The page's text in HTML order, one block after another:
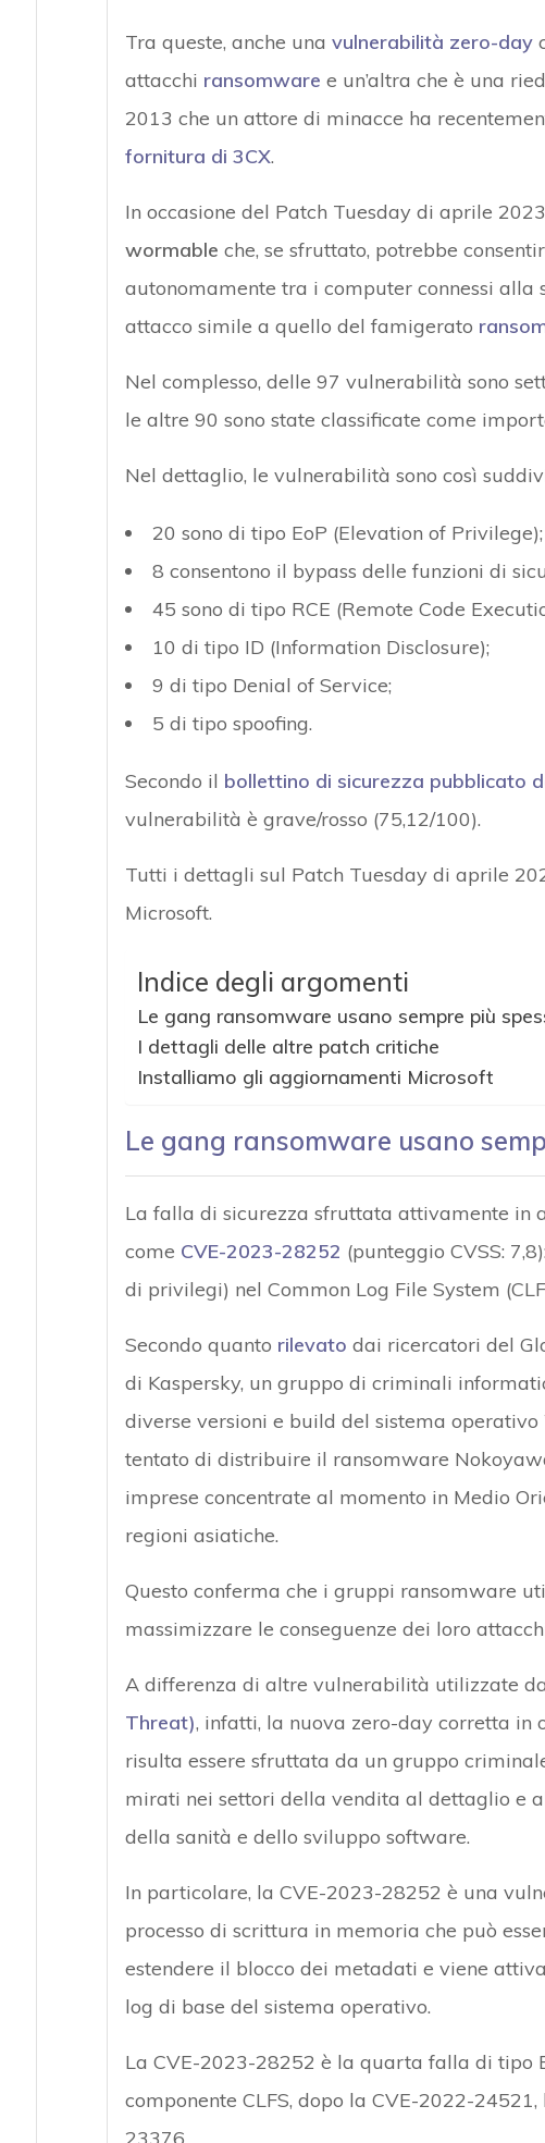
Tra queste, anche una vulnerabilità zero-day
attacchi ransomware e un’altra che è una
2013 che un attore di minacce ha
fornitura di 3CX.
In occasione del Patch Tuesday di aprile
wormable che, se sfruttato, potrebbe
autonomamente tra i computer connessi alla
attacco simile a quello del famigerato
Nel complesso, delle 97 vulnerabilità sono
le altre 90 sono state classificate come
Nel dettaglio, le vulnerabilità sono così
20 sono di tipo EoP (Elevation of Privilege);
8 consentono il bypass delle funzioni di
45 sono di tipo RCE (Remote Code
10 di tipo ID (Information Disclosure);
9 di tipo Denial of Service;
5 di tipo spoofing.
Secondo il bollettino di sicurezza pubblicato
vulnerabilità è grave/rosso (75,12/100).
Tutti i dettagli sul Patch Tuesday di aprile
Microsoft.
Indice degli argomenti
Le gang ransomware usano sempre più
I dettagli delle altre patch critiche
Installiamo gli aggiornamenti Microsoft
Le gang ransomware usano
La falla di sicurezza sfruttata attivamente in
come CVE-2023-28252 (punteggio CVSS:
di privilegi) nel Common Log File System
Secondo quanto rilevato dai ricercatori del
di Kaspersky, un gruppo di criminali
diverse versioni e build del sistema
tentato di distribuire il ransomware
imprese concentrate al momento in Medio
regioni asiatiche.
Questo conferma che i gruppi ransomware
massimizzare le conseguenze dei loro
A differenza di altre vulnerabilità utilizzate da
Threat), infatti, la nuova zero-day corretta in
risulta essere sfruttata da un gruppo
mirati nei settori della vendita al dettaglio e
della sanità e dello sviluppo software.
In particolare, la CVE-2023-28252 è una
processo di scrittura in memoria che può
estendere il blocco dei metadati e viene
log di base del sistema operativo.
La CVE-2023-28252 è la quarta falla di tipo
componente CLFS, dopo la CVE-2022-
23376.